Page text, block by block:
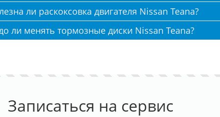
ли раскоксовка двигателя Nissan Teana?
ли менять тормозные диски Nissan Teana?
Записаться на сервис